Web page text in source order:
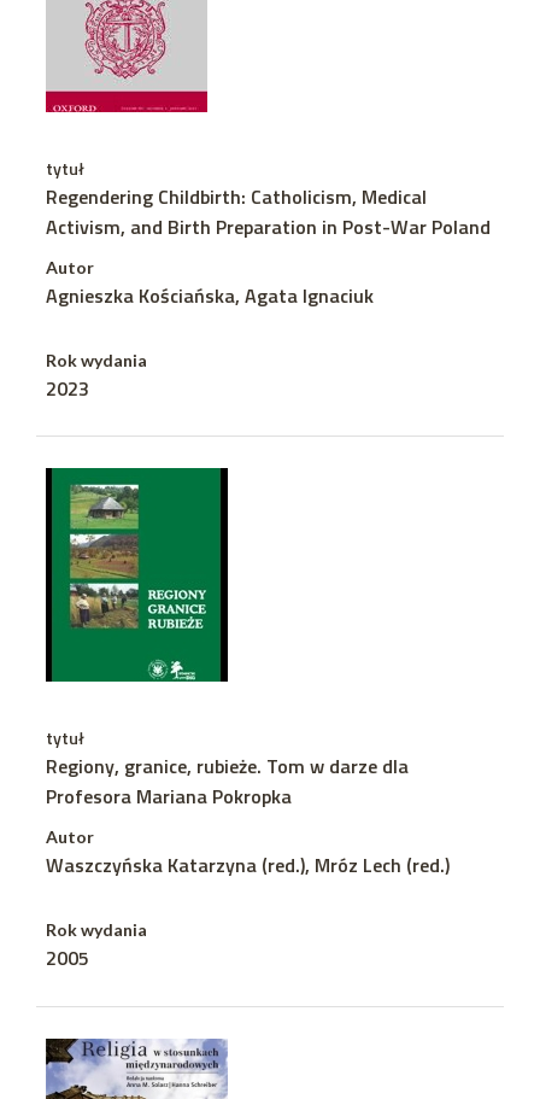
tytuł
Regendering Childbirth: Catholicism, Medical
Activism, and Birth Preparation in Post-War Poland
Autor
Agnieszka Kościańska, Agata Ignaciuk
Rok wydania
2023
tytuł
Regiony, granice, rubieże. Tom w darze dla
Profesora Mariana Pokropka
Autor
Waszczyńska Katarzyna (red.), Mróz Lech (red.)
Rok wydania
2005